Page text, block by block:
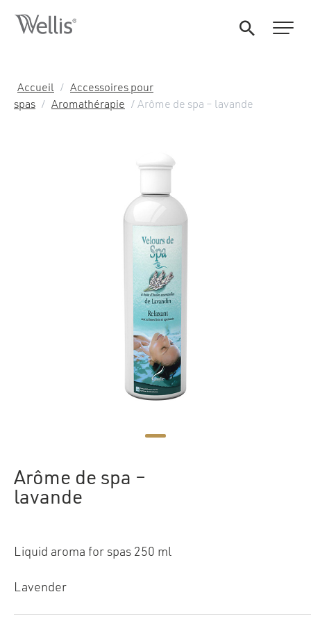
Accueil /
Accessoires pour
spas / Aromathérapie / Arôme de spa – lavande
Arôme de spa –
lavande
Liquid aroma for spas 250 ml
Lavender